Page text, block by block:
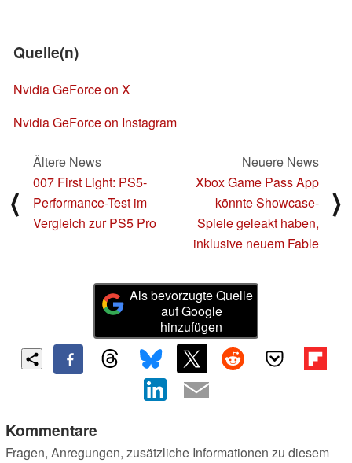
Quelle(n)
Nvidia GeForce on X
Nvidia GeForce on Instagram
⟨
Ältere News
007 First Light: PS5-
Performance-Test im
Vergleich zur PS5 Pro
Neuere News
Xbox Game Pass App
könnte Showcase-
Spiele geleakt haben,
inklusive neuem Fable
⟩
Als bevorzugte Quelle
auf Google
hinzufügen
Kommentare
Fragen, Anregungen, zusätzliche Informationen zu diesem